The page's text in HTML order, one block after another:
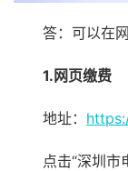
答：可以在
1.网页缴费
地址：
点击“深圳市